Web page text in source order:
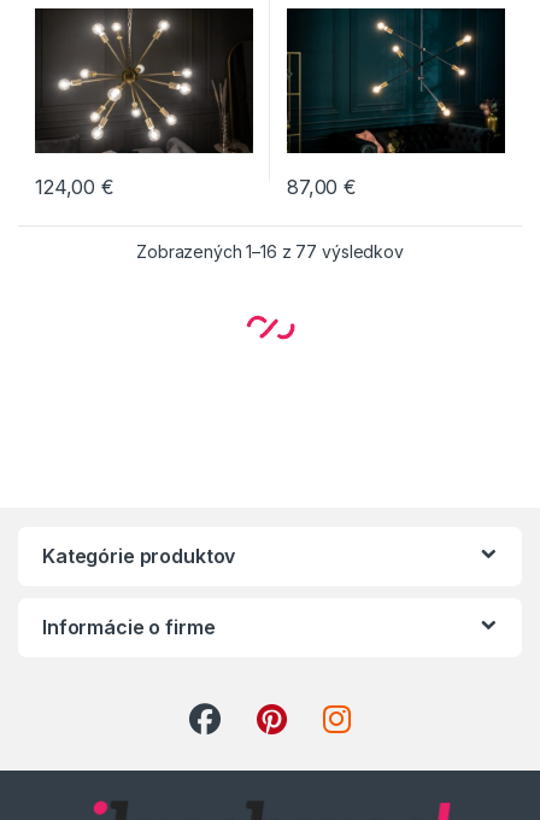
124,00€ 87,00€
Zobrazených 1–16 z 77 výsledkov
Kategórie produktov
Informácie o firme